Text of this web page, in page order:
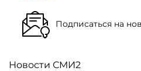
Подписаться на
Новости СМИ2